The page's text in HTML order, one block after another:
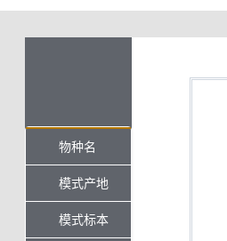
物种名
模式产地
模式标本